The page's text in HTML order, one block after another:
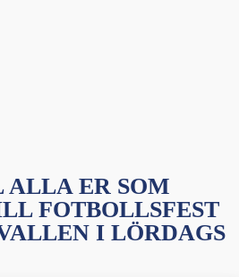
ER SOM
FOTBOLLSFEST
I LÖRDAGS